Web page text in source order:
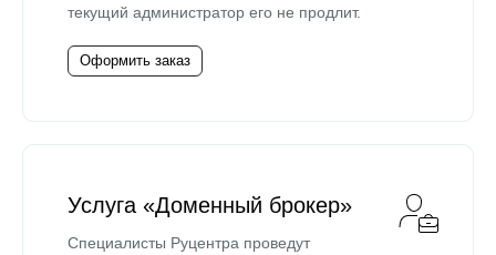
текущий администратор его не продлит.
Оформить заказ
Услуга «Доменный брокер»
Специалисты Руцентра проведут